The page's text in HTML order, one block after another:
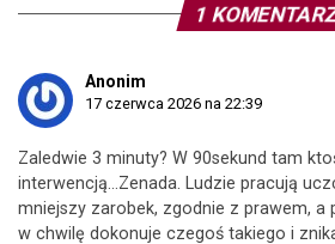
1
Anonim
17 czerwca 2026 na 22:39
Zaledwie 3 minuty? W 90sekund tam
interwencją…Zenada. Ludzie pracują
mniejszy zarobek, zgodnie z prawem, a
w chwilę dokonuje czegoś takiego i